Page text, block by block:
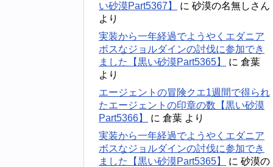
い砂漠Part5367】
に 砂漠の名無しさん
より
実装から一年経過でようやくエダニア
ボスなジョルダインの討伐に参加でき
ました【黒い砂漠Part5365】
に 倉葉
より
エージェントの冒険クエ1週間で得られ
たエージェントの印章の数【黒い砂漠
Part5366】
に 倉葉 より
実装から一年経過でようやくエダニア
ボスなジョルダインの討伐に参加でき
ました【黒い砂漠Part5365】
に 砂漠の